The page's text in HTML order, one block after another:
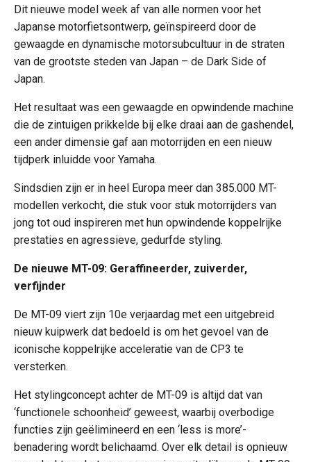
Dit nieuwe model week af van alle normen voor het
Japanse motorfietsontwerp, geïnspireerd door de
gewaagde en dynamische motorsubcultuur in de straten
van de grootste steden van Japan – de Dark Side of
Japan.
Het resultaat was een gewaagde en opwindende machine
die de zintuigen prikkelde bij elke draai aan de gashendel,
een ander dimensie gaf aan motorrijden en een nieuw
tijdperk inluidde voor Yamaha.
Sindsdien zijn er in heel Europa meer dan 385.000 MT-
modellen verkocht, die stuk voor stuk motorrijders van
jong tot oud inspireren met hun opwindende koppelrijke
prestaties en agressieve, gedurfde styling.
De nieuwe MT-09: Geraffineerder, zuiverder,
verfijnder
De MT-09 viert zijn 10e verjaardag met een uitgebreid
nieuw kuipwerk dat bedoeld is om het gevoel van de
iconische koppelrijke acceleratie van de CP3 te
versterken.
Het stylingconcept achter de MT-09 is altijd dat van
‘functionele schoonheid’ geweest, waarbij overbodige
functies zijn geëlimineerd en een ‘less is more’-
benadering wordt belichaamd. Over elk detail is opnieuw